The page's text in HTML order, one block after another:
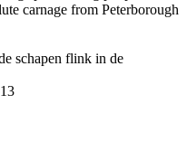
carnage from Peterborough
schapen flink in de